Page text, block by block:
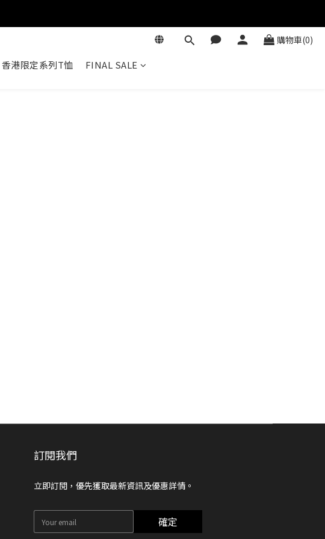
購物車(0)
香港限定系列T恤 FINAL SALE
訂閱我們
立即訂閱，優先獲取最新資訊及優惠詳情。
確定